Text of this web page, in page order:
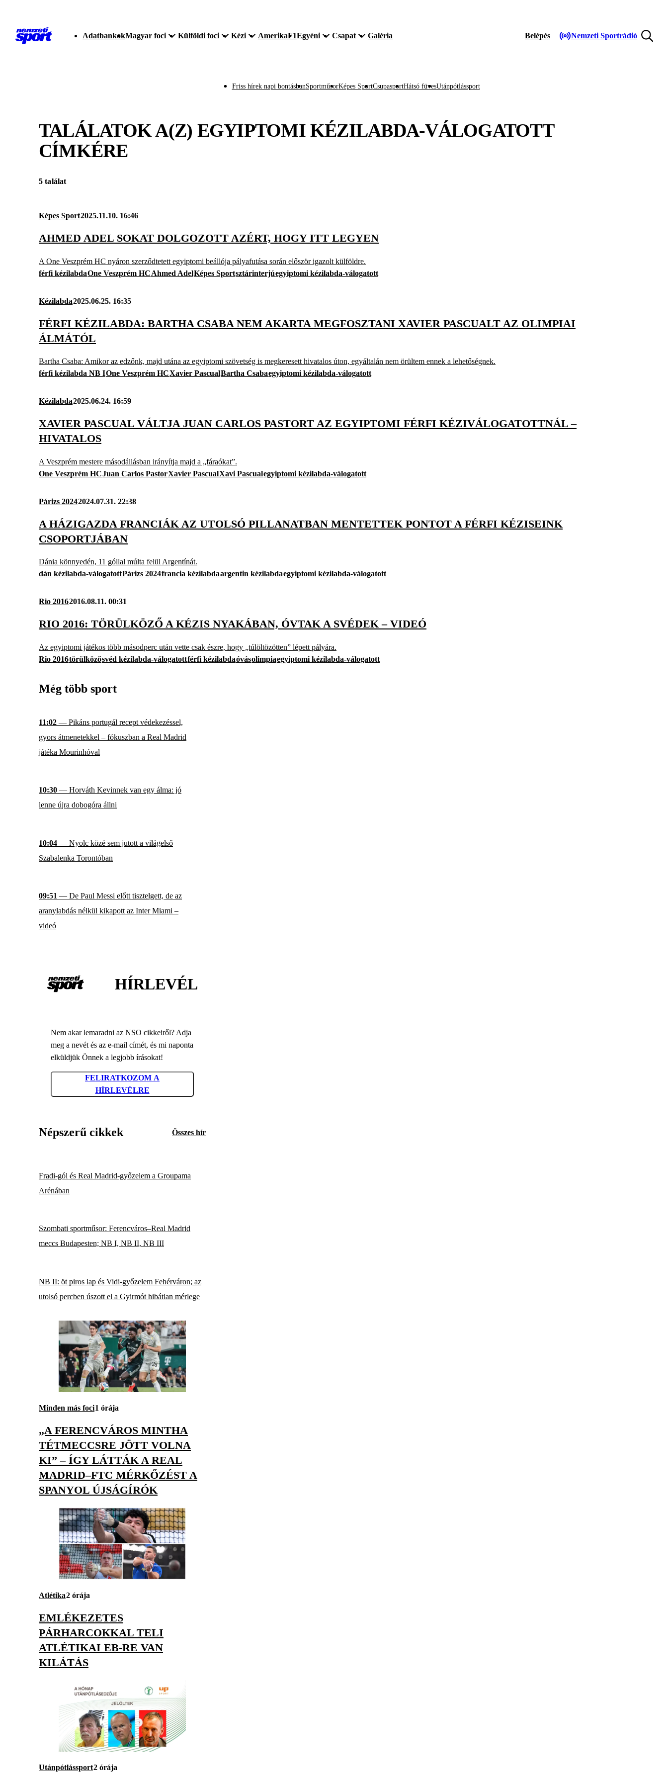
AdatbankokMagyar foci Külföldi foci Kézi AmerikaF1Egyéni Csapat Galéria Belépés Nemzeti Sportrádió
Friss hírek napi bontásbanSportműsorKépes SportCsupasportHátsó füvesUtánpótlássport
TALÁLATOK A(Z) EGYIPTOMI KÉZILABDA-VÁLOGATOTT
CÍMKÉRE
5 találat
Képes Sport2025.11.10. 16:46
AHMED ADEL SOKAT DOLGOZOTT AZÉRT, HOGY ITT LEGYEN
A One Veszprém HC nyáron szerződtetett egyiptomi beállója pályafutása során először igazolt külföldre.
férfi kézilabdaOne Veszprém HCAhmed AdelKépes Sportsztárinterjúegyiptomi kézilabda-válogatott
Kézilabda2025.06.25. 16:35
FÉRFI KÉZILABDA: BARTHA CSABA NEM AKARTA MEGFOSZTANI XAVIER PASCUALT AZ OLIMPIAI
ÁLMÁTÓL
Bartha Csaba: Amikor az edzőnk, majd utána az egyiptomi szövetség is megkeresett hivatalos úton, egyáltalán nem örültem ennek a lehetőségnek.
férfi kézilabda NB IOne Veszprém HCXavier PascualBartha Csabaegyiptomi kézilabda-válogatott
Kézilabda2025.06.24. 16:59
XAVIER PASCUAL VÁLTJA JUAN CARLOS PASTORT AZ EGYIPTOMI FÉRFI KÉZIVÁLOGATOTTNÁL –
HIVATALOS
A Veszprém mestere másodállásban irányítja majd a „fáraókat”.
One Veszprém HCJuan Carlos PastorXavier PascualXavi Pascualegyiptomi kézilabda-válogatott
Párizs 20242024.07.31. 22:38
A HÁZIGAZDA FRANCIÁK AZ UTOLSÓ PILLANATBAN MENTETTEK PONTOT A FÉRFI KÉZISEINK
CSOPORTJÁBAN
Dánia könnyedén, 11 góllal múlta felül Argentínát.
dán kézilabda-válogatottPárizs 2024francia kézilabdaargentin kézilabdaegyiptomi kézilabda-válogatott
Rio 20162016.08.11. 00:31
RIO 2016: TÖRÜLKÖZŐ A KÉZIS NYAKÁBAN, ÓVTAK A SVÉDEK – VIDEÓ
Az egyiptomi játékos több másodperc után vette csak észre, hogy „túlöltözötten” lépett pályára.
Rio 2016törülközősvéd kézilabda-válogatottférfi kézilabdaóvásolimpiaegyiptomi kézilabda-válogatott
Még több sport
11:02 — Pikáns portugál recept védekezéssel,
gyors átmenetekkel – fókuszban a Real Madrid
játéka Mourinhóval
10:30 — Horváth Kevinnek van egy álma: jó
lenne újra dobogóra állni
10:04 — Nyolc közé sem jutott a világelső
Szabalenka Torontóban
09:51 — De Paul Messi előtt tisztelgett, de az
aranylabdás nélkül kikapott az Inter Miami –
videó
HÍRLEVÉL
Nem akar lemaradni az NSO cikkeiről? Adja
meg a nevét és az e-mail címét, és mi naponta
elküldjük Önnek a legjobb írásokat!
FELIRATKOZOM A
HÍRLEVÉLRE
Népszerű cikkek Összes hír
Fradi-gól és Real Madrid-győzelem a Groupama
Arénában
Szombati sportműsor: Ferencváros–Real Madrid
meccs Budapesten; NB I, NB II, NB III
NB II: öt piros lap és Vidi-győzelem Fehérváron; az
utolsó percben úszott el a Gyirmót hibátlan mérlege
Minden más foci1 órája
„A FERENCVÁROS MINTHA
TÉTMECCSRE JÖTT VOLNA
KI” – ÍGY LÁTTÁK A REAL
MADRID–FTC MÉRKŐZÉST A
SPANYOL ÚJSÁGÍRÓK
Atlétika2 órája
EMLÉKEZETES
PÁRHARCOKKAL TELI
ATLÉTIKAI EB-RE VAN
KILÁTÁS
Utánpótlássport2 órája